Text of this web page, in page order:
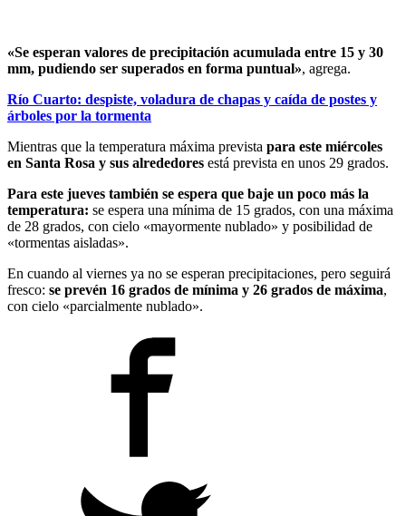
«Se esperan valores de precipitación acumulada entre 15 y 30
mm, pudiendo ser superados en forma puntual», agrega.
Río Cuarto: despiste, voladura de chapas y caída de postes y
árboles por la tormenta
Mientras que la temperatura máxima prevista para este miércoles
en Santa Rosa y sus alrededores está prevista en unos 29 grados.
Para este jueves también se espera que baje un poco más la
temperatura: se espera una mínima de 15 grados, con una máxima
de 28 grados, con cielo «mayormente nublado» y posibilidad de
«tormentas aisladas».
En cuando al viernes ya no se esperan precipitaciones, pero seguirá
fresco: se prevén 16 grados de mínima y 26 grados de máxima,
con cielo «parcialmente nublado».